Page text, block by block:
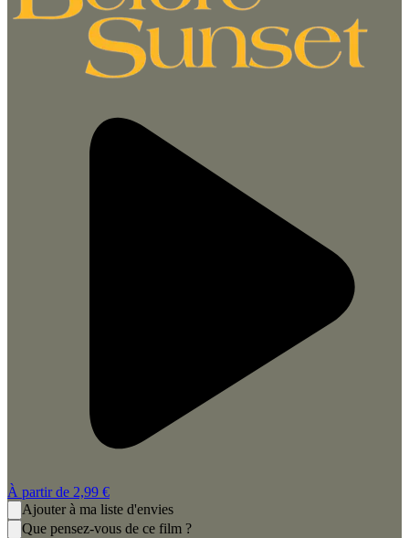
À partir de 2,99 €
Ajouter à ma liste d'envies
Que pensez-vous de ce film ?